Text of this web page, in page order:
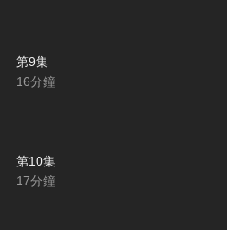
第9集
16分鐘
第10集
17分鐘